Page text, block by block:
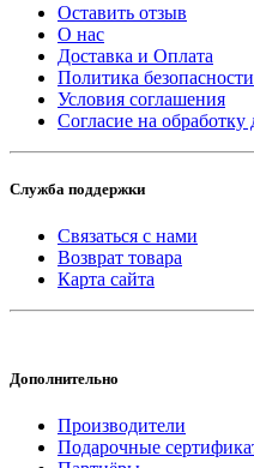
Оставить отзыв
О нас
Доставка и Оплата
Политика безопасности
Условия соглашения
Согласие на
Служба поддержки
Связаться с нами
Возврат товара
Карта сайта
Дополнительно
Производители
Подарочные